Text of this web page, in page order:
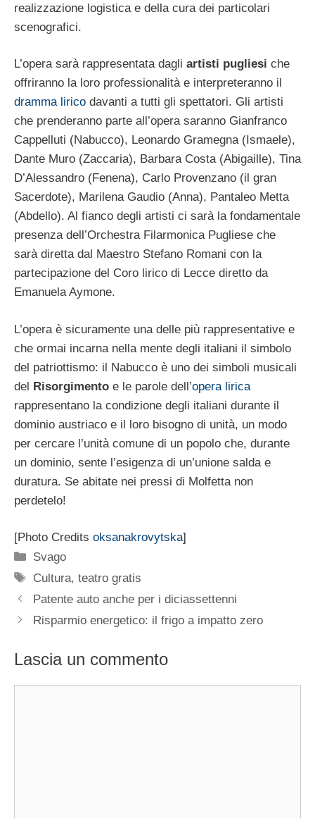
realizzazione logistica e della cura dei particolari
scenografici.
L’opera sarà rappresentata dagli artisti pugliesi che
offriranno la loro professionalità e interpreteranno il
dramma lirico davanti a tutti gli spettatori. Gli artisti
che prenderanno parte all’opera saranno Gianfranco
Cappelluti (Nabucco), Leonardo Gramegna (Ismaele),
Dante Muro (Zaccaria), Barbara Costa (Abigaille), Tina
D’Alessandro (Fenena), Carlo Provenzano (il gran
Sacerdote), Marilena Gaudio (Anna), Pantaleo Metta
(Abdello). Al fianco degli artisti ci sarà la fondamentale
presenza dell’Orchestra Filarmonica Pugliese che
sarà diretta dal Maestro Stefano Romani con la
partecipazione del Coro lirico di Lecce diretto da
Emanuela Aymone.
L’opera è sicuramente una delle più rappresentative e
che ormai incarna nella mente degli italiani il simbolo
del patriottismo: il Nabucco è uno dei simboli musicali
del Risorgimento e le parole dell’opera lirica
rappresentano la condizione degli italiani durante il
dominio austriaco e il loro bisogno di unità, un modo
per cercare l’unità comune di un popolo che, durante
un dominio, sente l’esigenza di un’unione salda e
duratura. Se abitate nei pressi di Molfetta non
perdetelo!
[Photo Credits oksanakrovytska]
Categorie
Svago
Tag
Cultura,teatro gratis
Patente auto anche per i diciassettenni
Risparmio energetico: il frigo a impatto zero
Lascia un commento